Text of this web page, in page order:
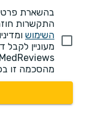
בהשארת
התקשרות
השימוש
מעוניין
מהסכמה זו